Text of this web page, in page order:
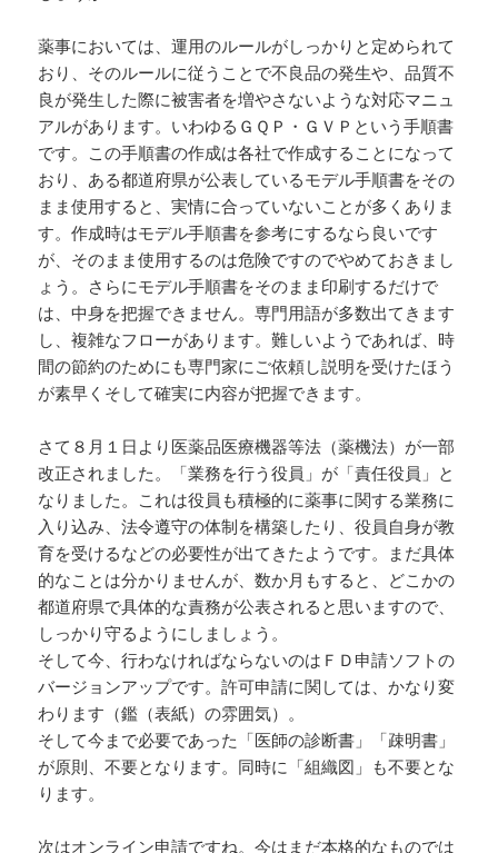
薬事においては、運用のルールがしっかりと定められて
おり、そのルールに従うことで不良品の発生や、品質不
良が発生した際に被害者を増やさないような対応マニュ
アルがあります。いわゆるＧＱＰ・ＧＶＰという手順書
です。この手順書の作成は各社で作成することになって
おり、ある都道府県が公表しているモデル手順書をその
まま使用すると、実情に合っていないことが多くありま
す。作成時はモデル手順書を参考にするなら良いです
が、そのまま使用するのは危険ですのでやめておきまし
ょう。さらにモデル手順書をそのまま印刷するだけで
は、中身を把握できません。専門用語が多数出てきます
し、複雑なフローがあります。難しいようであれば、時
間の節約のためにも専門家にご依頼し説明を受けたほう
が素早くそして確実に内容が把握できます。
さて８月１日より医薬品医療機器等法（薬機法）が一部
改正されました。「業務を行う役員」が「責任役員」と
なりました。これは役員も積極的に薬事に関する業務に
入り込み、法令遵守の体制を構築したり、役員自身が教
育を受けるなどの必要性が出てきたようです。まだ具体
的なことは分かりませんが、数か月もすると、どこかの
都道府県で具体的な責務が公表されると思いますので、
しっかり守るようにしましょう。
そして今、行わなければならないのはＦＤ申請ソフトの
バージョンアップです。許可申請に関しては、かなり変
わります（鑑（表紙）の雰囲気）。
そして今まで必要であった「医師の診断書」「疎明書」
が原則、不要となります。同時に「組織図」も不要とな
ります。
次はオンライン申請ですね。今はまだ本格的なものでは